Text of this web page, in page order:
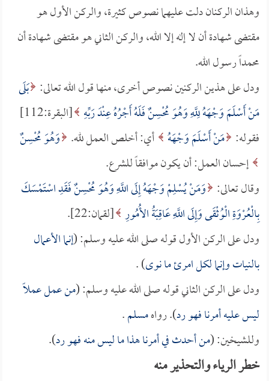
وهذان الركنان دلت عليهما نصوص كثيرة، والركن الأول هو
مقتضى شهادة أن لا إله إلا الله، والركن الثاني هو مقتضى شهادة أن
محمداً رسول الله.
ودل على هذين الركنين نصوص أخرى، منها قول الله تعالى: بَلَى
مَنْ أَسْلَمَ وَجْهَهُ لِلَّهِ وَهُوَ مُحْسِنٌ فَلَهُ أَجْرُهُ عِنْدَ رَبِّهِ
[البقرة:112]
فقوله: مَنْ أَسْلَمَ وَجْهَهُ أي: أخلص العمل لله. وَهُوَ مُحْسِنٌ
إحسان العمل: أن يكون موافقاً للشرع.
وقال تعالى: وَمَنْ يُسْلِمْ وَجْهَهُ إِلَى اللَّهِ وَهُوَ مُحْسِنٌ فَقَدِ اسْتَمْسَكَ
بِالْعُرْوَةِ الْوُثْقَى وَإِلَى اللَّهِ عَاقِبَةُ الأُمُورِ [لقمان:22].
ودل على الركن الأول قوله صلى الله عليه وسلم: (إنما الأعمال
بالنيات وإنما لكل امرئ ما نوى) .
ودل على الركن الثاني قوله صلى الله عليه وسلم: (من عمل عملاً
ليس عليه أمرنا فهو رد). رواهمسلم.
وللشيخين: (من أحدث في أمرنا هذا ما ليس منه فهو رد).
خطر الرياء والتحذير منه